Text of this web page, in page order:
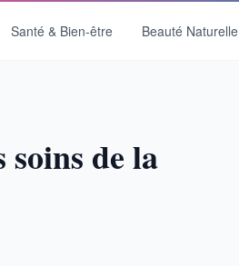
Santé & Bien-être Beauté Naturelle
de la